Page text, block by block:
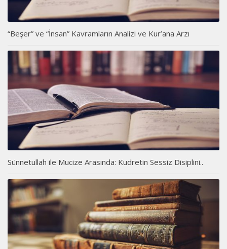
“Beşer” ve “İnsan” Kavramların Analizi ve Kur’ana Arzı
Sünnetullah ile Mucize Arasında: Kudretin Sessiz Disiplini..